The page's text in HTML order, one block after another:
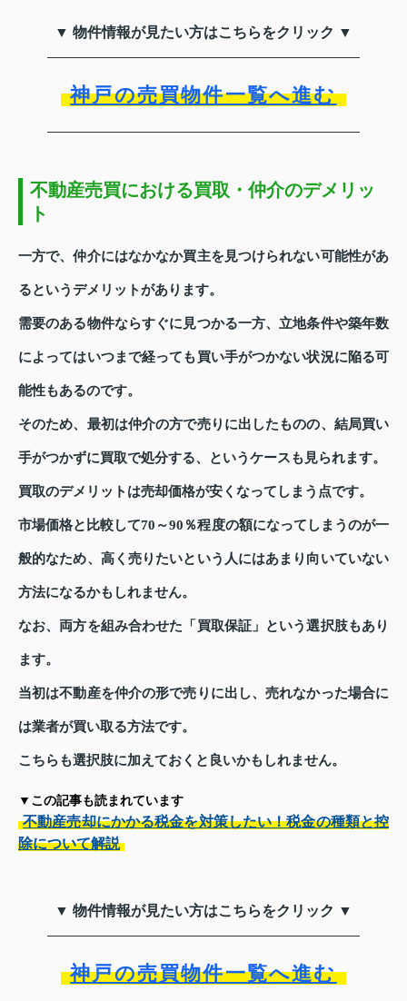
▼ 物件情報が見たい方はこちらをクリック ▼
神戸の売買物件一覧へ進む
不動産売買における買取・仲介のデメリッ
ト
一方で、仲介にはなかなか買主を見つけられない可能性があ
るというデメリットがあります。
需要のある物件ならすぐに見つかる一方、立地条件や築年数
によってはいつまで経っても買い手がつかない状況に陥る可
能性もあるのです。
そのため、最初は仲介の方で売りに出したものの、結局買い
手がつかずに買取で処分する、というケースも見られます。
買取のデメリットは売却価格が安くなってしまう点です。
市場価格と比較して70～90％程度の額になってしまうのが一
般的なため、高く売りたいという人にはあまり向いていない
方法になるかもしれません。
なお、両方を組み合わせた「買取保証」という選択肢もあり
ます。
当初は不動産を仲介の形で売りに出し、売れなかった場合に
は業者が買い取る方法です。
こちらも選択肢に加えておくと良いかもしれません。
▼この記事も読まれています
不動産売却にかかる税金を対策したい！税金の種類と控
除について解説
▼ 物件情報が見たい方はこちらをクリック ▼
神戸の売買物件一覧へ進む